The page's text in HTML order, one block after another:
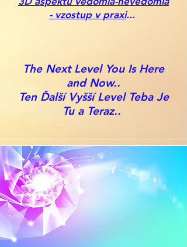
- vzostup v praxi...
The Next Level You Is Here
and Now..
Ten Ďalší Vyšší Level Teba Je
Tu a Teraz..